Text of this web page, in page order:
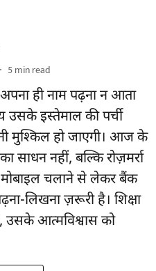
5min read
ही नाम पढ़ना न आता
उसके इस्तेमाल की पर्ची
मुश्किल हो जाएगी। आज के
साधन नहीं, बल्कि रोज़मर्रा
मोबाइल चलाने से लेकर बैंक
लिखना ज़रूरी है। शिक्षा
उसके आत्मविश्वास को